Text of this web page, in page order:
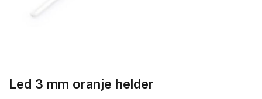
Led 3 mm oranje helder